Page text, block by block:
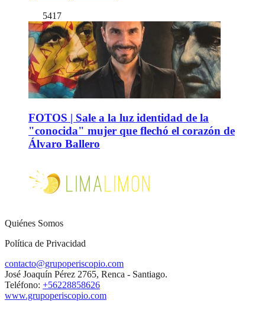
5417
FOTOS | Sale a la luz identidad de la
"conocida" mujer que flechó el corazón de
Álvaro Ballero
Quiénes Somos
Política de Privacidad
contacto@grupoperiscopio.com
José Joaquín Pérez 2765, Renca - Santiago.
Teléfono: +56228858626
www.grupoperiscopio.com